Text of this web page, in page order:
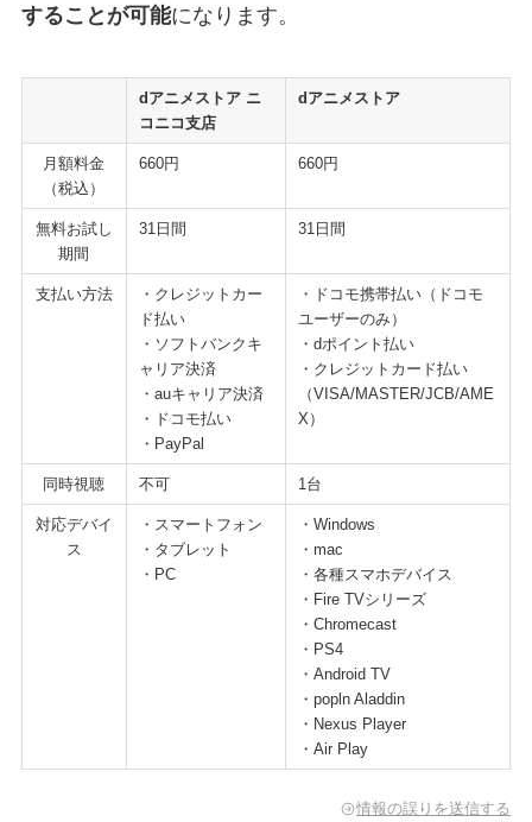
することが可能になります。
dアニメストア ニ
コニコ支店
dアニメストア
月額料金
（税込）
660円 660円
無料お試し
期間
31日間 31日間
支払い方法
・クレジットカー
ド払い
・ソフトバンクキ
ャリア決済
・auキャリア決済
・ドコモ払い
・PayPal
・ドコモ携帯払い（ドコモ
ユーザーのみ）
・dポイント払い
・クレジットカード払い
（VISA/MASTER/JCB/AME
X）
同時視聴 不可 1台
対応デバイ
ス
・スマートフォン
・タブレット
・PC
・Windows
・mac
・各種スマホデバイス
・Fire TVシリーズ
・Chromecast
・PS4
・Android TV
・popln Aladdin
・Nexus Player
・Air Play
情報の誤りを送信する